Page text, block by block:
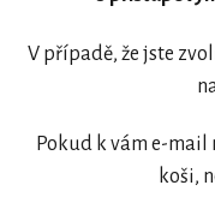
V případě, že jste
Pokud k vám e-mail
koši,